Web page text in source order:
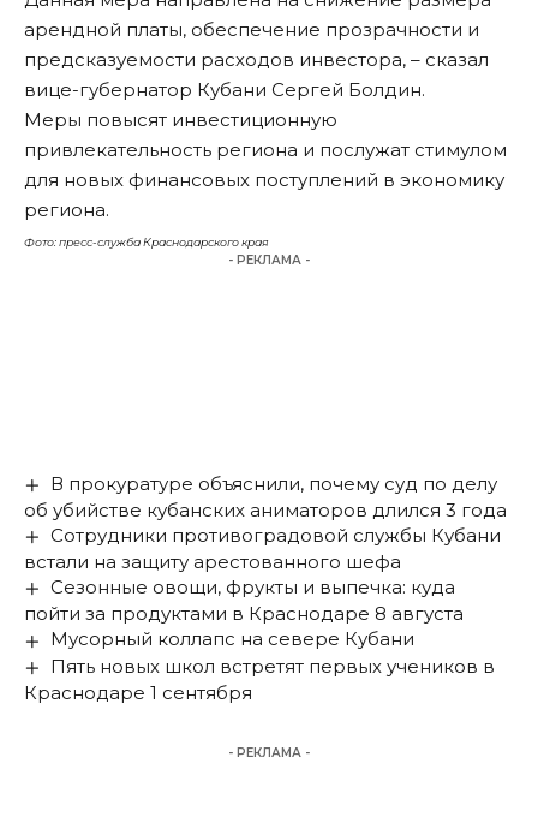
арендной платы, обеспечение прозрачности и
предсказуемости расходов инвестора, – сказал
вице-губернатор Кубани Сергей Болдин.
Меры повысят инвестиционную
привлекательность региона и послужат стимулом
для новых финансовых поступлений в экономику
региона.
Фото: пресс-служба Краснодарского края
- РЕКЛАМА -
В прокуратуре объяснили, почему суд по делу
об убийстве кубанских аниматоров длился 3 года
Сотрудники противоградовой службы Кубани
встали на защиту арестованного шефа
Сезонные овощи, фрукты и выпечка: куда
пойти за продуктами в Краснодаре 8 августа
Мусорный коллапс на севере Кубани
Пять новых школ встретят первых учеников в
Краснодаре 1 сентября
- РЕКЛАМА -